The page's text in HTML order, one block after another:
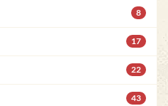
8
17
22
43